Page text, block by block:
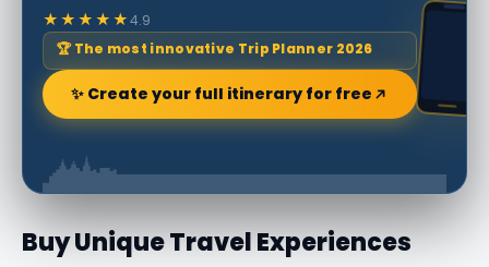
★★★★★4.9
🏆 The most innovative Trip Planner 2026
✨ Create your full itinerary for free
Buy Unique Travel Experiences